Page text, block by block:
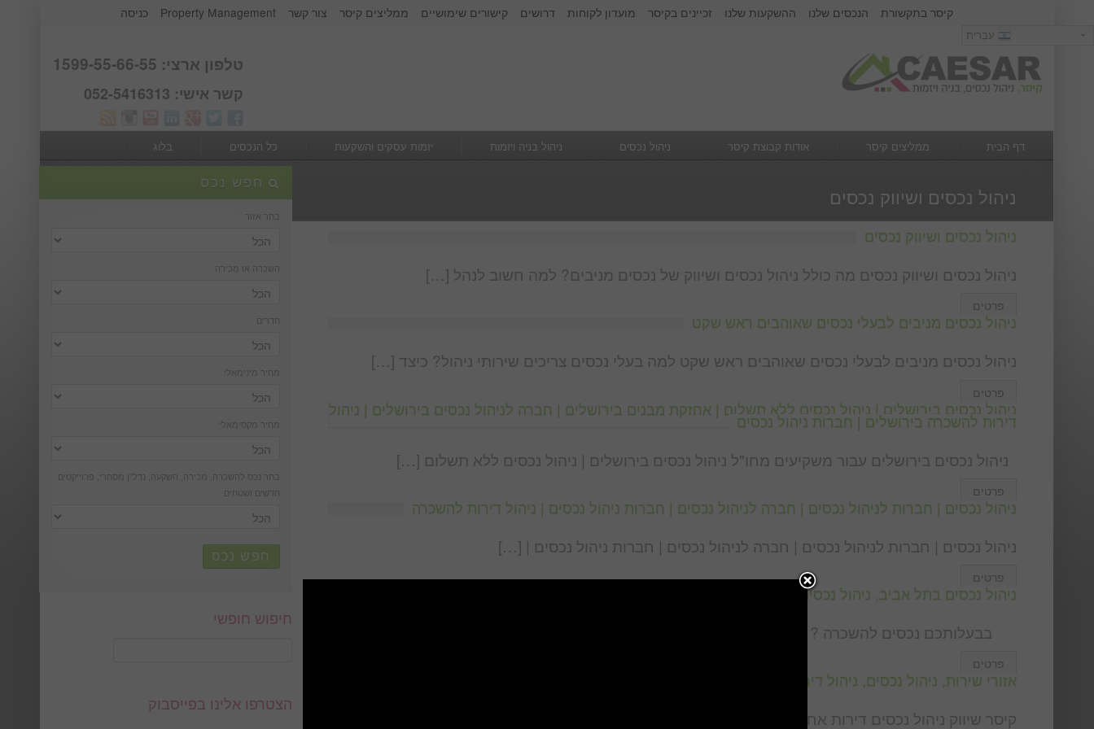
שם משתמש : סיסמא : Webmail
כניסה Property Management צור קשר ממליצים קיסר קישורים שימושיים דרושים מועדון לקוחות זכיינים בקיסר ההשקעות שלנו הנכסים שלנו
קיסר בתקשורת
עִבְרִית
טלפון ארצי: 1599-55-66-55
קשר אישי: 052-5416313
דף הבית ממליצים קיסר אודות קבוצת קיסר ניהול נכסים ניהול בניה ויזמות יזמות עסקים והשקעות כל הנכסים
בלוג
ניהול נכסים ושיווק נכסים
חפש נכס
בחר אזור
השכרה או מכירה
חדרים
מחיר מינימאלי
מחיר מקסימאלי
בחר נכס להשכרה, מכירה, השקעה, נדל''ן מסחרי, פרוייקטים
חדשים ושטחים
חפש נכס
חיפוש חופשי
הצטרפו אלינו בפייסבוק
ניהול נכסים ושיווק נכסים
ניהול נכסים ושיווק נכסים מה כולל ניהול נכסים ושיווק של נכסים מניבים? למה חשוב לנהל […]
פרטים
ניהול נכסים מניבים לבעלי נכסים שאוהבים ראש שקט
ניהול נכסים מניבים לבעלי נכסים שאוהבים ראש שקט למה בעלי נכסים צריכים שירותי ניהול? כיצד […]
פרטים
ניהול נכסים בירושלים | ניהול נכסים ללא תשלום | אחזקת מבנים בירושלים | חברה לניהול נכסים בירושלים | ניהול
דירות להשכרה בירושלים | חברות ניהול נכסים
ניהול נכסים בירושלים עבור משקיעים מחו"ל ניהול נכסים בירושלים | ניהול נכסים ללא תשלום […]
פרטים
ניהול נכסים | חברות לניהול נכסים | חברה לניהול נכסים | חברות ניהול נכסים | ניהול דירות להשכרה
ניהול נכסים | חברות לניהול נכסים | חברה לניהול נכסים | חברות ניהול נכסים | […]
פרטים
ניהול נכסים בתל אביב, ניהול נכסים בהרצליה, ניהול נכסים בישראל
בבעלותכם נכסים להשכרה ? למכירה ? בתל אביב ? בירושלים ? בחיפה […]
פרטים
אזורי שירות, ניהול נכסים, ניהול דירות
קיסר שיווק ניהול נכסים דירות אחזקות מבנים קניונים מרכזים שטחים מסחריים מניבים קיימת כבר מעל […]
עִבְרִית